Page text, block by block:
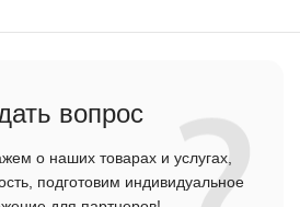
вопрос
о наших товарах и услугах,
подготовим индивидуальное